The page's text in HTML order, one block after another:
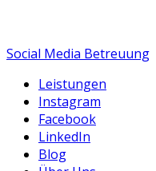
Social Media Betreuung
Leistungen
Instagram
Facebook
LinkedIn
Blog